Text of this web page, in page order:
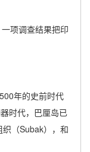
项调查结果把印
年的史前时代
时代，巴厘岛已
（Subak），和